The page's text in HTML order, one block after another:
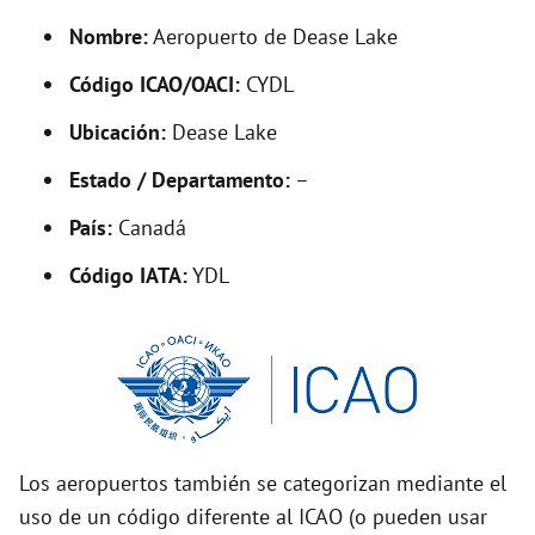
V
i
o
Nombre:Aeropuerto de Dease Lake
Código ICAO/OACI: CYDL
Ubicación: Dease Lake
Estado / Departamento: –
País: Canadá
Código IATA:YDL
Los aeropuertos también se categorizan mediante el
uso de un código diferente al ICAO (o pueden usar